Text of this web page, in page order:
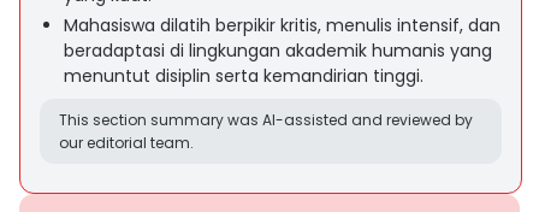
Mahasiswa dilatih berpikir kritis, menulis intensif, dan
beradaptasi di lingkungan akademik humanis yang
menuntut disiplin serta kemandirian tinggi.
This section summary was AI-assisted and reviewed by
our editorial team.